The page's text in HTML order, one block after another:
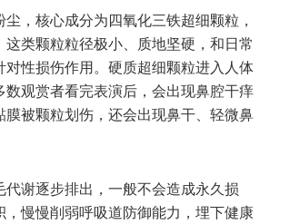
，核心成分为四氧化三铁超细颗粒，
类颗粒粒径极小、质地坚硬，和日常
性损伤作用。硬质超细颗粒进入人体
观赏者看完表演后，会出现鼻腔干痒
被颗粒划伤，还会出现鼻干、轻微鼻
谢逐步排出，一般不会造成永久损
慢慢削弱呼吸道防御能力，埋下健康